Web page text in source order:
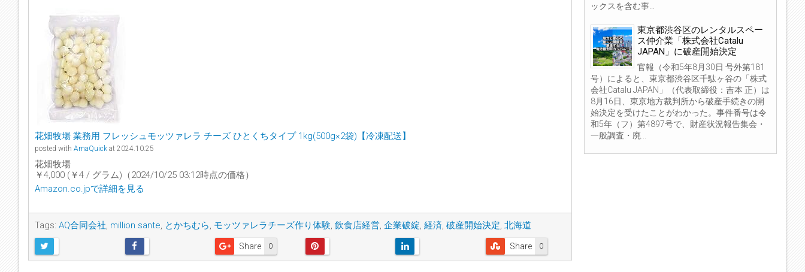
花畑牧場 業務用 フレッシュモッツァレラ チーズ ひとくちタイプ 1kg(500g×2袋)【冷凍配送】
posted with AmaQuick at 2024.10.25
花畑牧場
￥4,000 (￥4 / グラム)（2024/10/25 03:12時点の価格）
Amazon.co.jpで詳細を見る
Tags: AQ合同会社, million sante, とかちむら, モッツァレラチーズ作り体験, 飲食店経営, 企業破綻, 経済, 破産開始決定, 北海道
0
Share 0
Share
ックスを含む事...
東京都渋谷区のレンタルスペー
ス仲介業「株式会社Catalu
JAPAN」に破産開始決定
官報（令和5年8月30日 号外第181
号）によると、東京都渋谷区千駄ヶ谷の「株式
会社Catalu JAPAN」（代表取締役：吉本 正）は
8月16日、東京地方裁判所から破産手続きの開
始決定を受けたことがわかった。事件番号は令
和5年（フ）第4897号で、財産状況報告集会・
一般調査・廃...